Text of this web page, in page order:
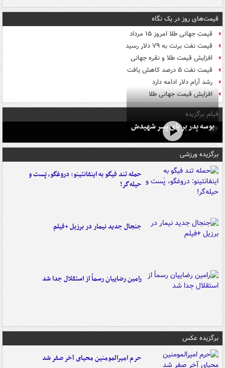
قیمت‌های روز در یک نگاه
قیمت جهانی طلا امروز ۱۵ مرداد
قیمت نفت برنت به ۷۹ دلار رسید
افزایش قیمت طلا و نقره جهانی
قیمت نفت ۵ درصد کاهش یافت
رشد آرام دلار ادامه دارد
افزایش قیمت جهانی طلا
فیلم برگزیده
بوسه‌ پدر بر پای پسر شهیدش
برگزیده ورزشی
حمله تند فیگو به اینفانتینو: دروغگو، پَست‌ و
حیله‌گر!
جنجال جدید نیمار در برزیل +فیلم
رامین رضاییان رسماً از استقلال جدا شد
برگزیده عکس
حرم امیرالمومنین محیای آخر صفر شد